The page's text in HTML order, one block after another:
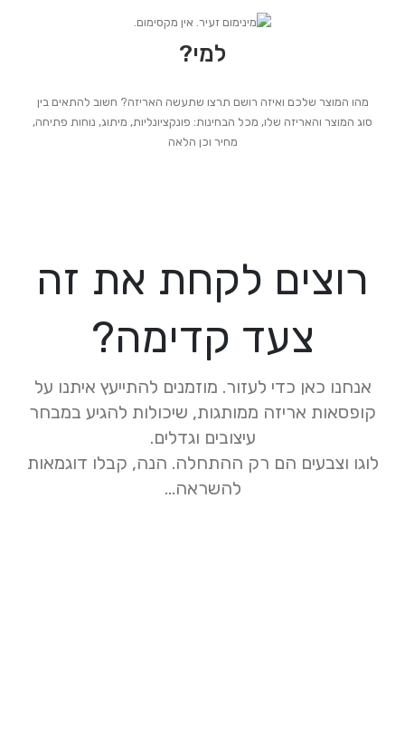
למי?
מהו המוצר שלכם ואיזה רושם תרצו שתעשה האריזה? חשוב להתאים בין
סוג המוצר והאריזה שלו, מכל הבחינות: פונקציונליות, מיתוג, נוחות פתיחה,
מחיר וכן הלאה
רוצים לקחת את זה
צעד קדימה?
אנחנו כאן כדי לעזור. מוזמנים להתייעץ איתנו על
קופסאות אריזה ממותגות, שיכולות להגיע במבחר
עיצובים וגדלים.
לוגו וצבעים הם רק ההתחלה. הנה, קבלו דוגמאות
להשראה…